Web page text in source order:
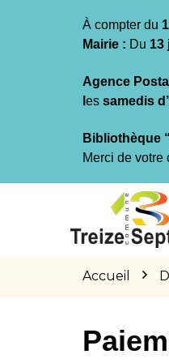
À compter du
Mairie : Du 13
Agence
es samedis
Bibliothèque
Merci de
Accueil